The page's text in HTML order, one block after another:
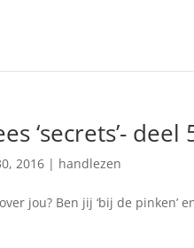
‘secrets’- deel
2016 | handlezen
jou? Ben jij ‘bij de pinken’